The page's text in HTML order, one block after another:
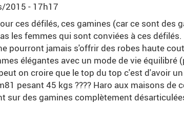
2015 - 17h17
ces défilés, ces gamines (car ce sont des
les femmes qui sont conviées à ces
pourront jamais s'offrir des robes haute
élégantes avec un mode de vie équilibré
on croire que le top du top c'est d'avoir
pesant 45 kgs ???? Haro aux maisons de
sur des gamines complètement